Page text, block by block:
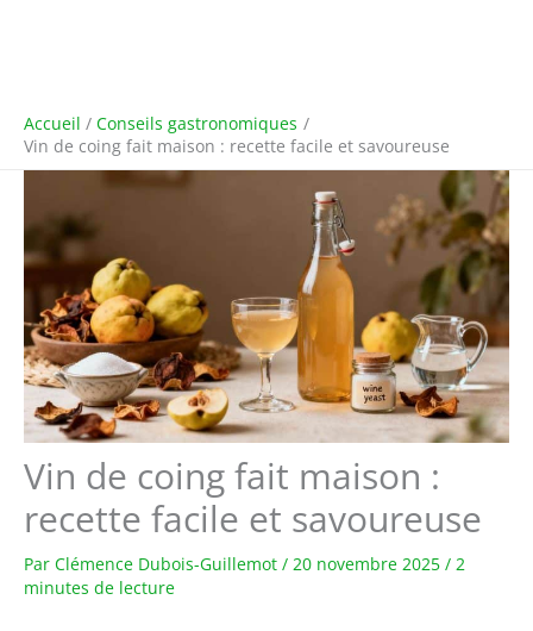
Accueil
Conseils gastronomiques
Vin de coing fait maison : recette facile et savoureuse
Vin de coing fait maison :
recette facile et savoureuse
Par Clémence Dubois-Guillemot / 20 novembre 2025 / 2
minutes de lecture